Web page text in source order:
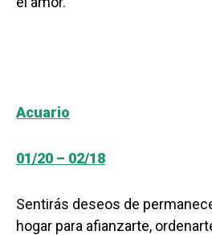
Acuario
01/20 – 02/18
Sentirás deseos de
hogar para afianzarte,